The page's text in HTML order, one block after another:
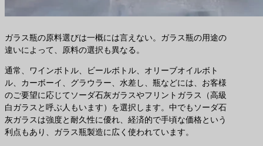
ガラス瓶の原料選びは一概には言えない。ガラス瓶の用途の
違いによって、原料の選択も異なる。
通常、ワインボトル、ビールボトル、オリーブオイルボト
ル、カーボーイ、グラウラー、水差し、瓶などには、お客様
のご要望に応じてソーダ石灰ガラスやフリントガラス（高級
白ガラスと呼ぶ人もいます）を選択します。中でもソーダ石
灰ガラスは強度と耐久性に優れ、経済的で手頃な価格という
利点もあり、ガラス瓶製造に広く使われています。